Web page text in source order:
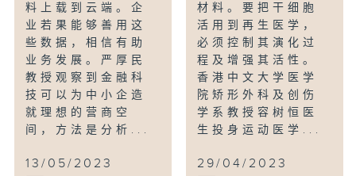
料上载到云端。企
业若果能够善用这
些数据，相信有助
业务发展。严厚民
教授观察到金融科
技可以为中小企造
就理想的营商空
间，方法是分析...
13/05/2023
材料。要把干细胞
活用到再生医学，
必须控制其演化过
程及增强其活性。
香港中文大学医学
院矫形外科及创伤
学系教授容树恒医
生投身运动医学...
29/04/2023